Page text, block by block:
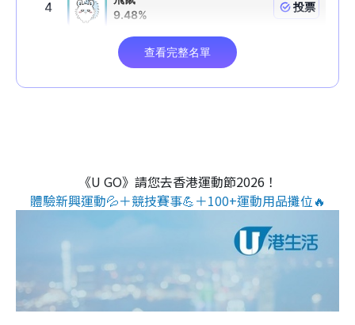
《U GO》請您去香港運動節2026！
體驗新興運動💦＋競技賽事💪＋100+運動用品攤位🔥